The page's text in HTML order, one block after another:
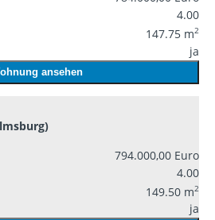
4.00
147.75 m2
ja
ansehen
794.000,00 Euro
4.00
149.50 m2
ja